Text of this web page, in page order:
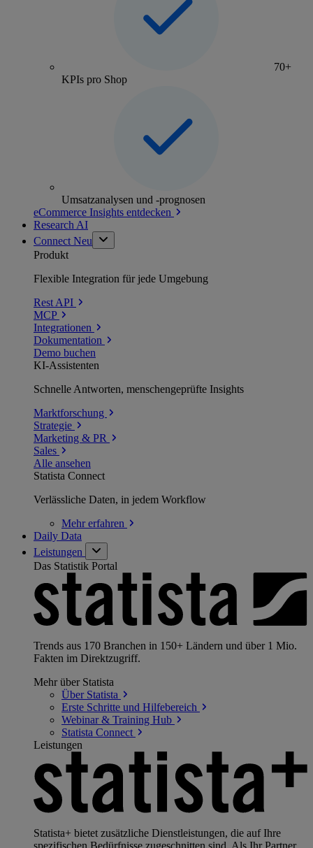
70+
KPIs pro Shop
Umsatzanalysen und -prognosen
eCommerce Insights entdecken
Research AI
Connect Neu
Produkt
Flexible Integration für jede Umgebung
Rest API
MCP
Integrationen
Dokumentation
Demo buchen
KI-Assistenten
Schnelle Antworten, menschengeprüfte Insights
Marktforschung
Strategie
Marketing & PR
Sales
Alle ansehen
Statista Connect
Verlässliche Daten, in jedem Workflow
Mehrerfahren
Daily Data
Leistungen
Das Statistik Portal
Trends aus 170 Branchen in 150+ Ländern und über 1 Mio.
Fakten im Direktzugriff.
Mehr über Statista
Über Statista
Erste Schritte und Hilfebereich
Webinar & Training Hub
Statista Connect
Leistungen
Statista+ bietet zusätzliche Dienstleistungen, die auf Ihre
spezifischen Bedürfnisse zugeschnitten sind. Als Ihr Partner